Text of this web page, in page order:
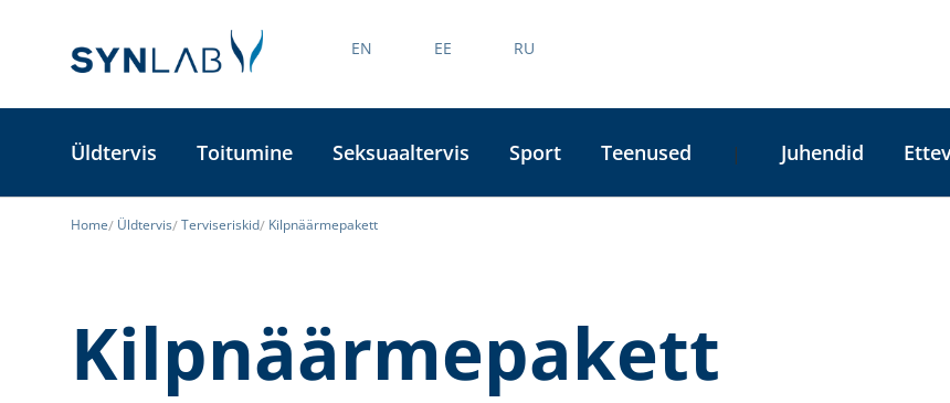
EN EE RU
Üldtervis Toitumine Seksuaaltervis Sport Teenused | Juhendid
Home Üldtervis Terviseriskid Kilpnäärmepakett
Kilpnäärmepakett